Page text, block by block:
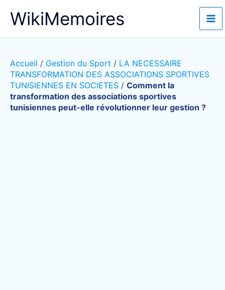
WikiMemoires
Accueil / Gestion du Sport / LA NECESSAIRE
TRANSFORMATION DES ASSOCIATIONS SPORTIVES
TUNISIENNES EN SOCIETES / Comment la
transformation des associations sportives
tunisiennes peut-elle révolutionner leur gestion ?